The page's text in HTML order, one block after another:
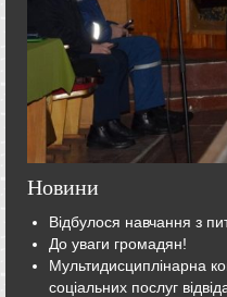
Новини
Відбулося навчання з
До уваги громадян!
Мультидисциплінарна
соціальних послуг